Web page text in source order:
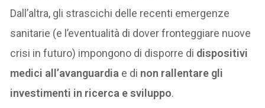
Dall’altra, gli strascichi delle recenti emergenze
sanitarie (e l’eventualità di dover fronteggiare nuove
crisi in futuro) impongono di disporre di dispositivi
medici all’avanguardia e di non rallentare gli
investimenti in ricerca e sviluppo.